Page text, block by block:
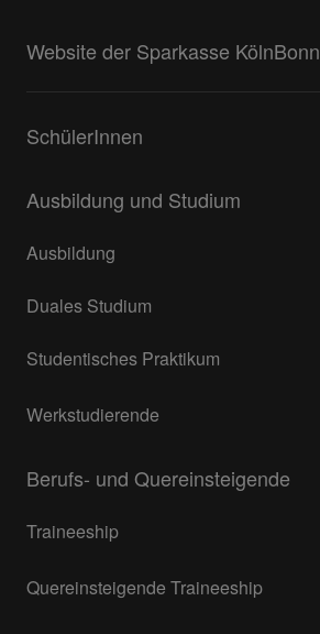
Website der Sparkasse KölnBonn
SchülerInnen
Ausbildung und Studium
Ausbildung
Duales Studium
Studentisches Praktikum
Werkstudierende
Berufs- und Quereinsteigende
Traineeship
Quereinsteigende Traineeship